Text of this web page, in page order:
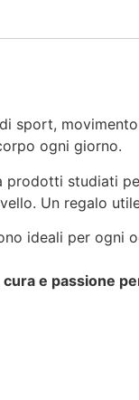
sport,
ogni giorno.
prodotti studiati
Un regalo
ideali per
e passione